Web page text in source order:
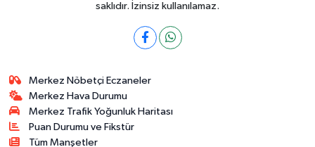
saklıdır. İzinsiz kullanılamaz.
Merkez Nöbetçi Eczaneler
Merkez Hava Durumu
Merkez Trafik Yoğunluk Haritası
Puan Durumu ve Fikstür
Tüm Manşetler